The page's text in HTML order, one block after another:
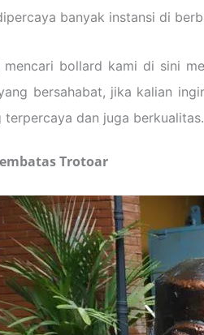
banyak instansi di
bollard kami di sini
bersahabat, jika kalian
dan juga berkualitas.
Trotoar